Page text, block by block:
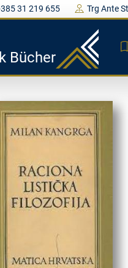
31 219 655 Trg Ante
Bücher